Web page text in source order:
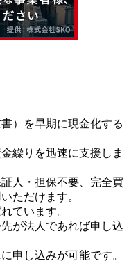
）を早期に現金化する
繰りを迅速に支援しま
人・担保不要、完全買
ただけます。
ています。
が法人であれば申し込
申し込みが可能です。